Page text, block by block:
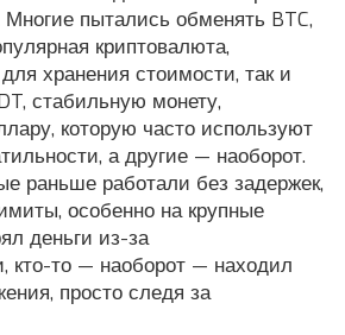
Многие пытались обменять BTC,
криптовалюта,
хранения стоимости, так и
, стабильную монету,
которую часто используют
, а другие — наоборот.
раньше работали без задержек,
особенно на крупные
деньги из-за
кто-то — наоборот — находил
просто следя за